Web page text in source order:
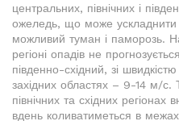
центральних, північних і
ожеледь, що може ускладнити
можливий туман і паморозь.
регіоні опадів не
південно-східний, зі
західних областях – 9-14 м/с.
північних та східних регіонах
вдень коливатиметься в